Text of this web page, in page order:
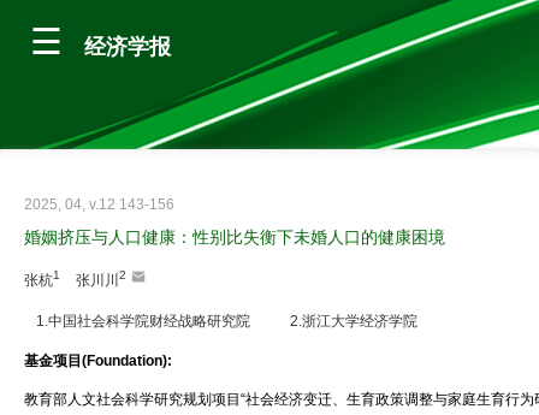
经济学报
2025, 04, v.12 143-156
婚姻挤压与人口健康：性别比失衡下未婚人口的健康困境
张杭1 张川川 2
1.中国社会科学院财经战略研究院 2.浙江大学经济学院
基金项目(Foundation):
教育部人文社会科学研究规划项目“社会经济变迁、生育政策调整与家庭生育行